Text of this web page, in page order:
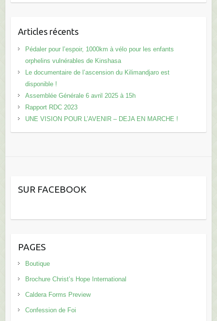
Articles récents
Pédaler pour l’espoir, 1000km à vélo pour les enfants
orphelins vulnérables de Kinshasa
Le documentaire de l’ascension du Kilimandjaro est
disponible !
Assemblée Générale 6 avril 2025 à 15h
Rapport RDC 2023
UNE VISION POUR L’AVENIR – DEJA EN MARCHE !
SUR FACEBOOK
PAGES
Boutique
Brochure Christ’s Hope International
Caldera Forms Preview
Confession de Foi